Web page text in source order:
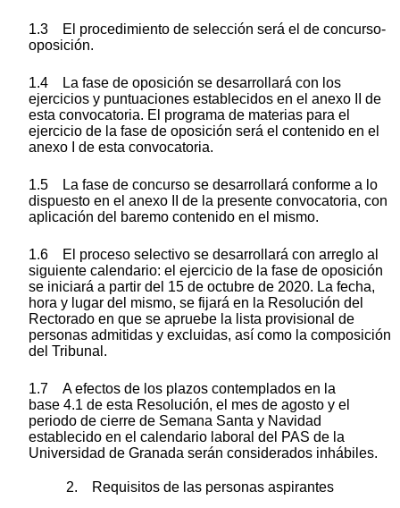
1.3 El procedimiento de selección será el de concurso-
oposición.
1.4 La fase de oposición se desarrollará con los
ejercicios y puntuaciones establecidos en el anexo II de
esta convocatoria. El programa de materias para el
ejercicio de la fase de oposición será el contenido en el
anexo I de esta convocatoria.
1.5 La fase de concurso se desarrollará conforme a lo
dispuesto en el anexo II de la presente convocatoria, con
aplicación del baremo contenido en el mismo.
1.6 El proceso selectivo se desarrollará con arreglo al
siguiente calendario: el ejercicio de la fase de oposición
se iniciará a partir del 15 de octubre de 2020. La fecha,
hora y lugar del mismo, se fijará en la Resolución del
Rectorado en que se apruebe la lista provisional de
personas admitidas y excluidas, así como la composición
del Tribunal.
1.7 A efectos de los plazos contemplados en la
base 4.1 de esta Resolución, el mes de agosto y el
periodo de cierre de Semana Santa y Navidad
establecido en el calendario laboral del PAS de la
Universidad de Granada serán considerados inhábiles.
2. Requisitos de las personas aspirantes